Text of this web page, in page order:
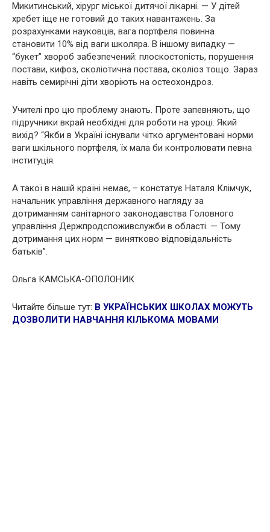
Микитинський, хірург міської дитячої лікарні. — У дітей
хребет іще не готовий до таких навантажень. За
розрахунками науковців, вага портфеля повинна
становити 10% від ваги школяра. В іншому випадку —
“букет” хвороб забезпечений: плоскостопість, порушення
постави, кифоз, сколіотична постава, сколіоз тощо. Зараз
навіть семирічні діти хворіють на остеохондроз.
Учителі про цю проблему знають. Проте запевняють, що
підручники вкрай необхідні для роботи на уроці. Який
вихід? “Якби в Україні існували чітко аргументовані норми
ваги шкільного портфеля, їх мала би контролювати певна
інституція.
А такої в нашій країні немає, – констатує Наталя Клімчук,
начальник управління державного нагляду за
дотриманням санітарного законодавства Головного
управління Держпродспоживслужби в області. — Тому
дотримання цих норм — винятково відповідальність
батьків”.
Ольга КАМСЬКА-ОПОЛОНИК
Читайте більше тут: В УКРАЇНСЬКИХ ШКОЛАХ МОЖУТЬ
ДОЗВОЛИТИ НАВЧАННЯ КІЛЬКОМА МОВАМИ